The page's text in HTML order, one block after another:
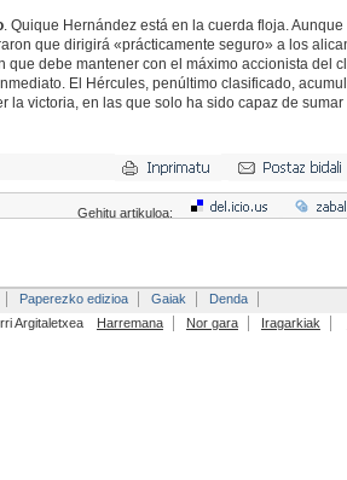
. Quique Hernández está en la cuerda floja.
que dirigirá «prácticamente seguro» a los
que debe mantener con el máximo accionista del
El Hércules, penúltimo clasificado,
la victoria, en las que solo ha sido capaz de sumar
Gehitu artikuloa:
Paperezko edizioa Gaiak
Denda
Argitaletxea
Harremana Nor gara Iragarkiak